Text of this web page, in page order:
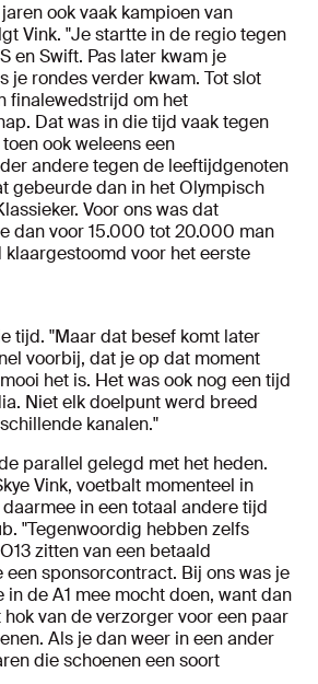
ook vaak kampioen van
Vink. "Je startte in de regio tegen
en Swift. Pas later kwam je
je rondes verder kwam. Tot slot
finalewedstrijd om het
Dat was in die tijd vaak tegen
ook weleens een
andere tegen de leeftijdgenoten
gebeurde dan in het Olympisch
Voor ons was dat
dan voor 15.000 tot 20.000 man
voor het eerste
tijd. "Maar dat besef komt later
voorbij, dat je op dat moment
het is. Het was ook nog een tijd
Niet elk doelpunt werd breed
kanalen."
parallel gelegd met het heden.
Vink, voetbalt momenteel in
in een totaal andere tijd
"Tegenwoordig hebben zelfs
zitten van een betaald
sponsorcontract. Bij ons was je
de A1 mee mocht doen, want dan
van de verzorger voor een paar
Als je dan weer in een ander
die schoenen een soort